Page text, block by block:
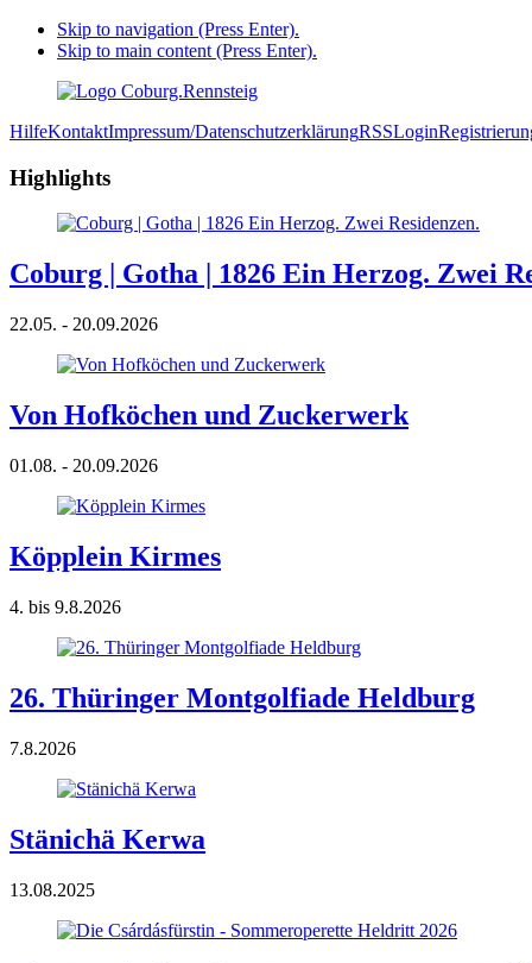
Skip to navigation (Press Enter).
Skip to main content (Press Enter).
HilfeKontaktImpressum/DatenschutzerklärungRSSLogin
Highlights
Coburg | Gotha | 1826 Ein Herzog. Zwei
22.05. - 20.09.2026
Von Hofköchen und Zuckerwerk
01.08. - 20.09.2026
Köpplein Kirmes
4. bis 9.8.2026
26. Thüringer Montgolfiade Heldburg
7.8.2026
Stänichä Kerwa
13.08.2025